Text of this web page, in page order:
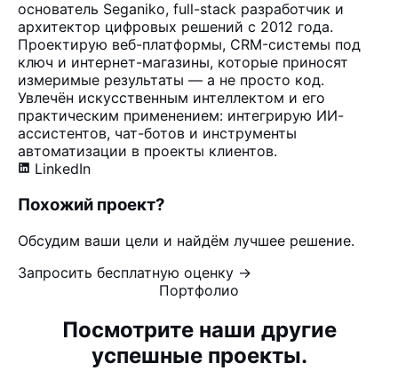
основатель Seganiko, full-stack разработчик и
архитектор цифровых решений с 2012 года.
Проектирую веб-платформы, CRM-системы под
ключ и интернет-магазины, которые приносят
измеримые результаты — а не просто код.
Увлечён искусственным интеллектом и его
практическим применением: интегрирую ИИ-
ассистентов, чат-ботов и инструменты
автоматизации в проекты клиентов.
LinkedIn
Похожий проект?
Обсудим ваши цели и найдём лучшее решение.
Запросить бесплатную оценку →
Портфолио
Посмотрите наши другие
успешные проекты.